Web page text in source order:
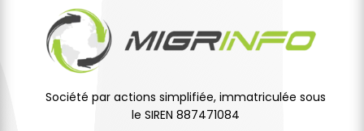
Société par actions simplifiée, immatriculée sous
le SIREN 887471084